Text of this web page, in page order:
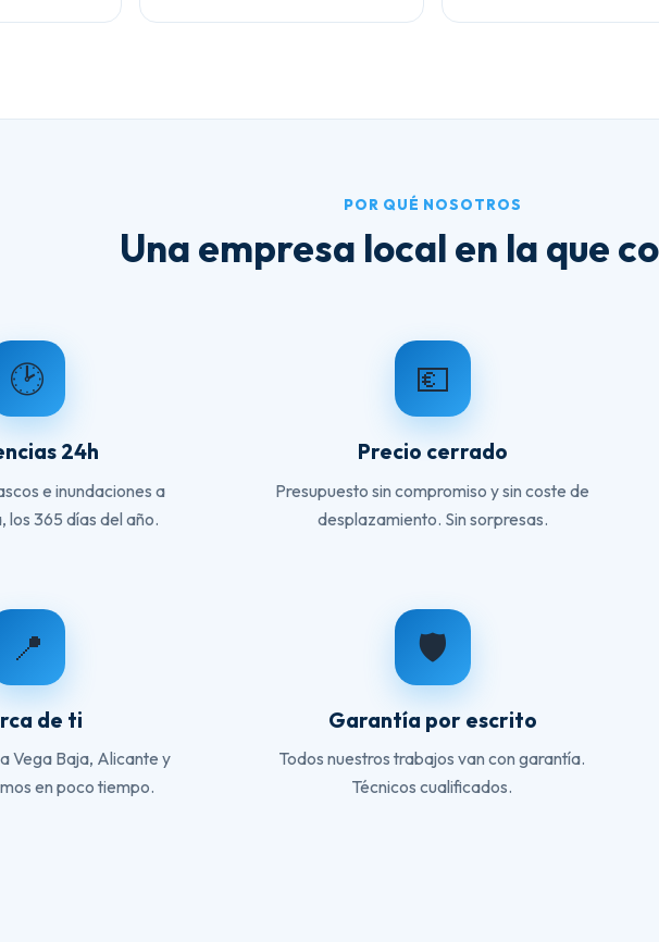
POR QUÉ NOSOTROS
Una empresa local en la que
🕑
24h
e inundaciones a
los 365 días del año.
💶
Precio cerrado
Presupuesto sin compromiso y sin coste de
desplazamiento. Sin sorpresas.
📍
de ti
Vega Baja, Alicante y
en poco tiempo.
🛡️
Garantía por escrito
Todos nuestros trabajos van con garantía.
Técnicos cualificados.